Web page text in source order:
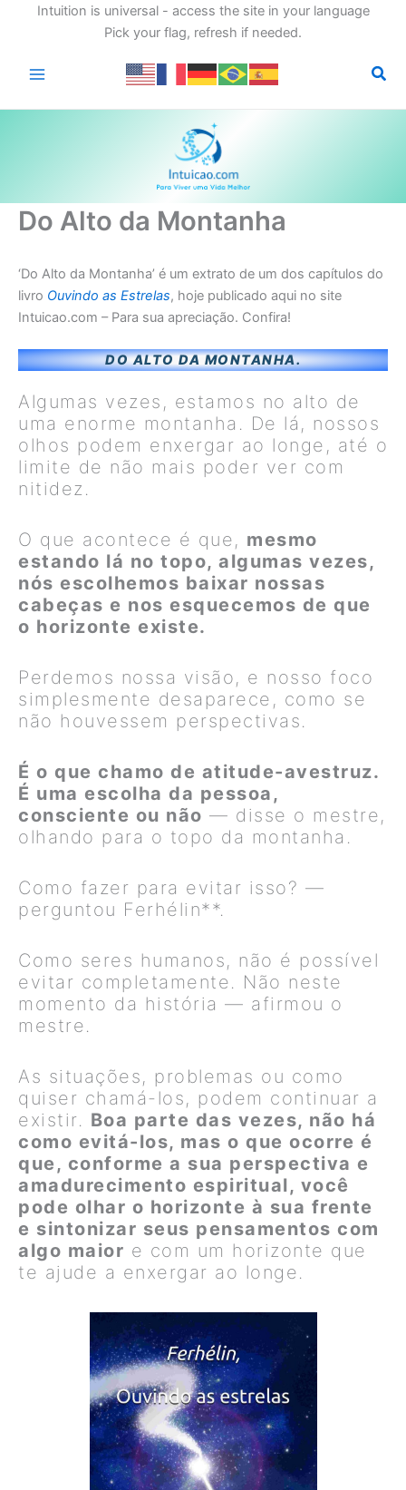
Intuition is universal - access the site in your language
Pick your flag, refresh if needed.
Do Alto da Montanha
‘Do Alto da Montanha’ é um extrato de um dos capítulos do
livro Ouvindo as Estrelas, hoje publicado aqui no site
Intuicao.com – Para sua apreciação. Confira!
DO ALTO DA MONTANHA.
Algumas vezes, estamos no alto de
uma enorme montanha. De lá, nossos
olhos podem enxergar ao longe, até o
limite de não mais poder ver com
nitidez.
O que acontece é que, mesmo
estando lá no topo, algumas vezes,
nós escolhemos baixar nossas
cabeças e nos esquecemos de que
o horizonte existe.
Perdemos nossa visão, e nosso foco
simplesmente desaparece, como se
não houvessem perspectivas.
É o que chamo de atitude-avestruz.
É uma escolha da pessoa,
consciente ou não — disse o mestre,
olhando para o topo da montanha.
Como fazer para evitar isso? —
perguntou Ferhélin**.
Como seres humanos, não é possível
evitar completamente. Não neste
momento da história — afirmou o
mestre.
As situações, problemas ou como
quiser chamá-los, podem continuar a
existir. Boa parte das vezes, não há
como evitá-los, mas o que ocorre é
que, conforme a sua perspectiva e
amadurecimento espiritual, você
pode olhar o horizonte à sua frente
e sintonizar seus pensamentos com
algo maior e com um horizonte que
te ajude a enxergar ao longe.